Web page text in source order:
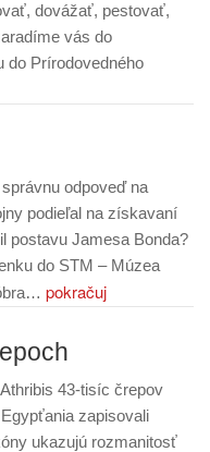
dovážať, pestovať,
vás do
do Prírodovedného
odpoveď na
podieľal na získavaní
postavu Jamesa Bonda?
do STM – Múzea
pokračuj
43-tisíc črepov
zapisovali
ukazujú rozmanitosť